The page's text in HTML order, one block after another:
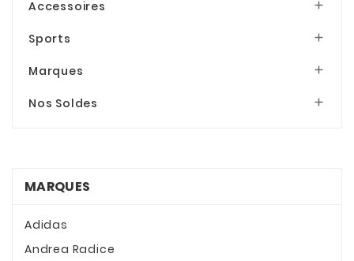
Accessoires 
Sports 
Marques 
Nos Soldes 
MARQUES
Adidas
Andrea Radice